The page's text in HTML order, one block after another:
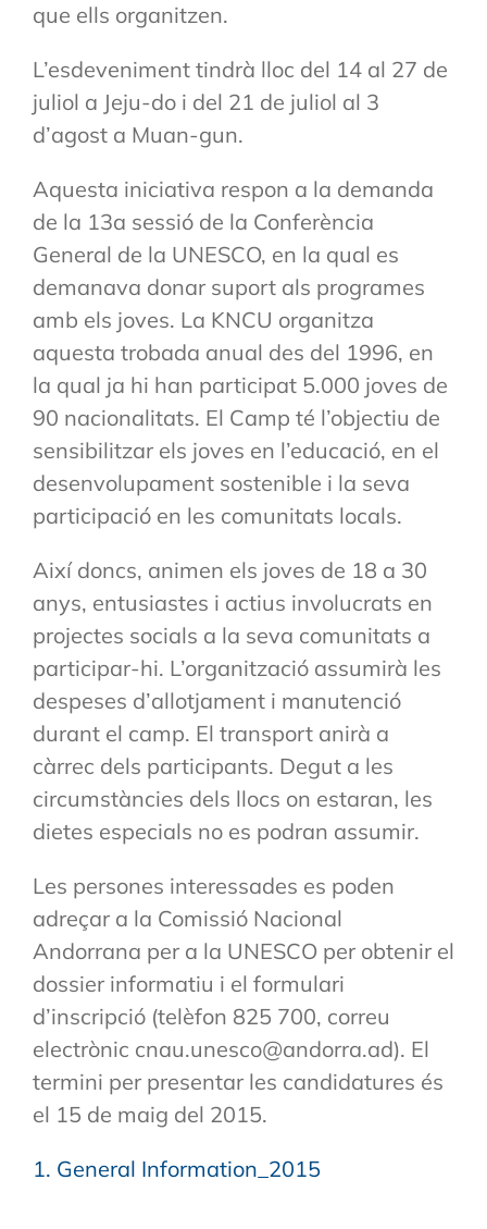
que ells organitzen.
L’esdeveniment tindrà lloc del 14 al 27 de
juliol a Jeju-do i del 21 de juliol al 3
d’agost a Muan-gun.
Aquesta iniciativa respon a la demanda
de la 13a sessió de la Conferència
General de la UNESCO, en la qual es
demanava donar suport als programes
amb els joves. La KNCU organitza
aquesta trobada anual des del 1996, en
la qual ja hi han participat 5.000 joves de
90 nacionalitats. El Camp té l’objectiu de
sensibilitzar els joves en l’educació, en el
desenvolupament sostenible i la seva
participació en les comunitats locals.
Així doncs, animen els joves de 18 a 30
anys, entusiastes i actius involucrats en
projectes socials a la seva comunitats a
participar-hi. L’organització assumirà les
despeses d’allotjament i manutenció
durant el camp. El transport anirà a
càrrec dels participants. Degut a les
circumstàncies dels llocs on estaran, les
dietes especials no es podran assumir.
Les persones interessades es poden
adreçar a la Comissió Nacional
Andorrana per a la UNESCO per obtenir el
dossier informatiu i el formulari
d’inscripció (telèfon 825 700, correu
electrònic cnau.unesco@andorra.ad). El
termini per presentar les candidatures és
el 15 de maig del 2015.
1. General Information_2015